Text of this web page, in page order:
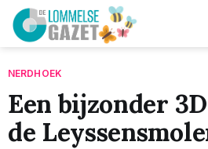
NERDHOEK
Een bijzonder
de